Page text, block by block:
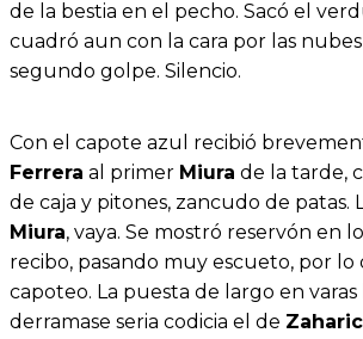
de la bestia en el pecho. Sacó el
cuadró aun con la cara por las nubes
segundo golpe. Silencio.
Con el capote azul recibió
Ferrera al primer Miura de la tarde,
de caja y pitones, zancudo de patas.
Miura, vaya. Se mostró reservón en
recibo, pasando muy escueto, por lo
capoteo. La puesta de largo en
derramase seria codicia el de